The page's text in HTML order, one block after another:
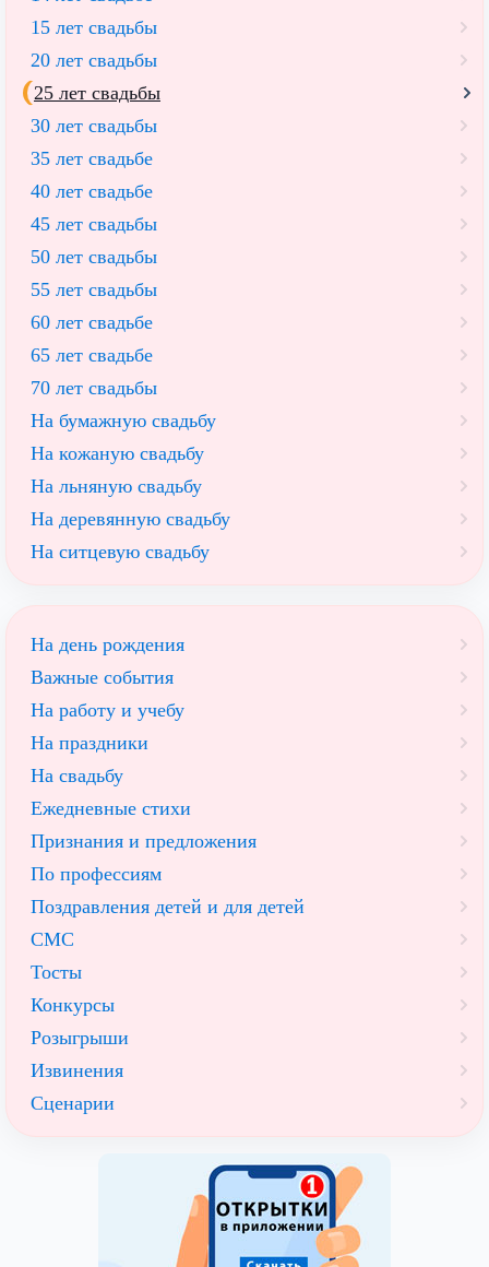
15 лет свадьбы
20 лет свадьбы
25 лет свадьбы
30 лет свадьбы
35 лет свадьбе
40 лет свадьбе
45 лет свадьбы
50 лет свадьбы
55 лет свадьбы
60 лет свадьбе
65 лет свадьбе
70 лет свадьбы
На бумажную свадьбу
На кожаную свадьбу
На льняную свадьбу
На деревянную свадьбу
На ситцевую свадьбу
На день рождения
Важные события
На работу и учебу
На праздники
На свадьбу
Ежедневные стихи
Признания и предложения
По профессиям
Поздравления детей и для детей
СМС
Тосты
Конкурсы
Розыгрыши
Извинения
Сценарии